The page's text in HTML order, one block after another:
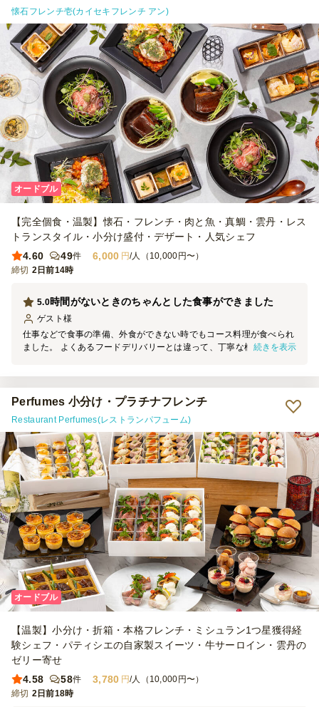
懐石フレンチ壱(カイセキフレンチ アン)
オードブル
【完全個食・温製】懐石・フレンチ・肉と魚・真鯛・雲丹・レス
トランスタイル・小分け盛付・デザート・人気シェフ
4.60
49件 6,000 円/人（10,000円〜）
締切 2日前14時
時間がないときのちゃんとした食事ができました
5.0
ゲスト 様
仕事などで食事の準備、外食ができない時でもコース料理が食べられ
ました。 よくあるフードデリバリーとは違って、丁寧な梱包、配達
す。 紐を引いて食材を温める加熱剤もついていて、しっかりお肉も
温まります。 お店での食事とまではなかなか難しいですが、時間が
ない時、お店に行けない時のちゃんとした食事には最適です。 他の
種類のお料理も食べてみたいと思いました。
続きを表示
Perfumes 小分け・プラチナフレンチ
Restaurant Perfumes(レストランパフューム)
オードブル
【温製】小分け・折箱・本格フレンチ・ミシュラン1つ星獲得経
験シェフ・パティシエの自家製スイーツ・牛サーロイン・雲丹の
ゼリー寄せ
4.58
58件 3,780 円/人（10,000円〜）
締切 2日前18時